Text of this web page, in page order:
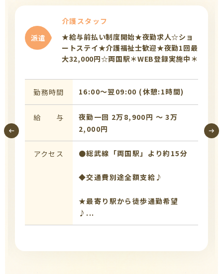
派遣
介護スタッフ
★給与前払い制度開始★夜勤求人☆ショ
ートステイ★介護福祉士歓迎★夜勤1回最
大32,000円☆両国駅＊WEB登録実施中＊
勤務時間 16:00〜翌09:00 (休憩:1時間)
給 与
夜勤一回 2万8,900円 〜 3万
2,000円
アクセス ●総武線「両国駅」より約15分
◆交通費別途全額支給♪
★最寄り駅から徒歩通勤希望
♪...